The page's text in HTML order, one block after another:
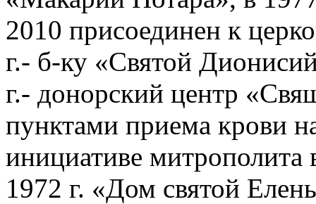
2010 присоединен к
г.- б-ку «Святой
г.- донорский центр
пунктами приема крови
инициативе митрополита
1972 г. «Дом святой